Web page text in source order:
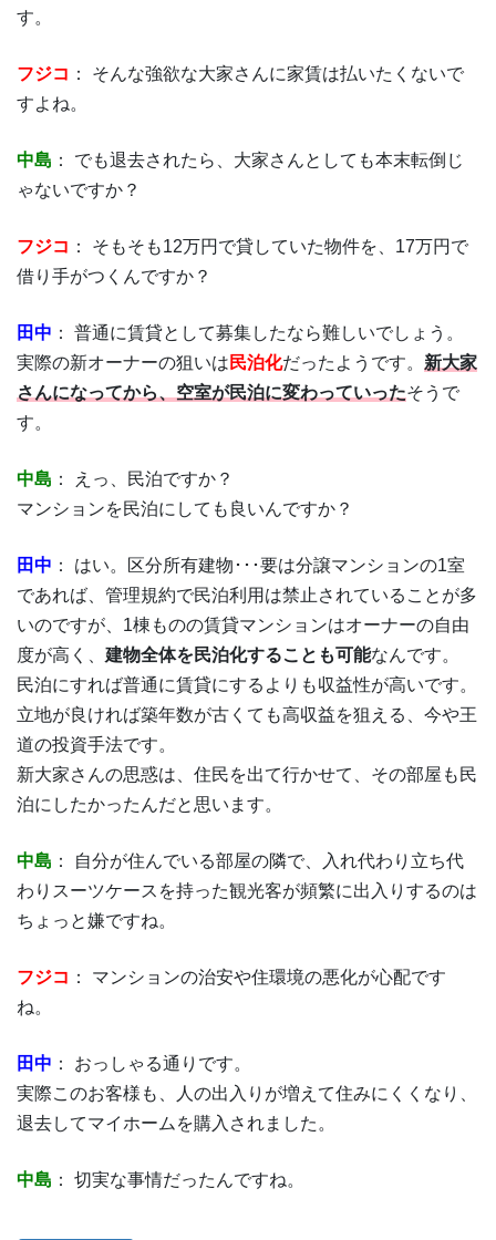
す。
フジコ ： そんな強欲な大家さんに家賃は払いたくないで
すよね。
中島 ： でも退去されたら、大家さんとしても本末転倒じ
ゃないですか？
フジコ ： そもそも12万円で貸していた物件を、17万円で
借り手がつくんですか？
田中 ： 普通に賃貸として募集したなら難しいでしょう。
実際の新オーナーの狙いは 民泊化だったようです。 新大家
さんになってから、空室が民泊に変わっていったそうで
す。
中島 ： えっ、民泊ですか？
マンションを民泊にしても良いんですか？
田中 ： はい。区分所有建物･･･要は分譲マンションの1室
であれば、管理規約で民泊利用は禁止されていることが多
いのですが、1棟ものの賃貸マンションはオーナーの自由
度が高く、 建物全体を民泊化することも可能なんです。
民泊にすれば普通に賃貸にするよりも収益性が高いです。
立地が良ければ築年数が古くても高収益を狙える、今や王
道の投資手法です。
新大家さんの思惑は、住民を出て行かせて、その部屋も民
泊にしたかったんだと思います。
中島 ： 自分が住んでいる部屋の隣で、入れ代わり立ち代
わりスーツケースを持った観光客が頻繁に出入りするのは
ちょっと嫌ですね。
フジコ ： マンションの治安や住環境の悪化が心配です
ね。
田中 ： おっしゃる通りです。
実際このお客様も、人の出入りが増えて住みにくくなり、
退去してマイホームを購入されました。
中島 ： 切実な事情だったんですね。